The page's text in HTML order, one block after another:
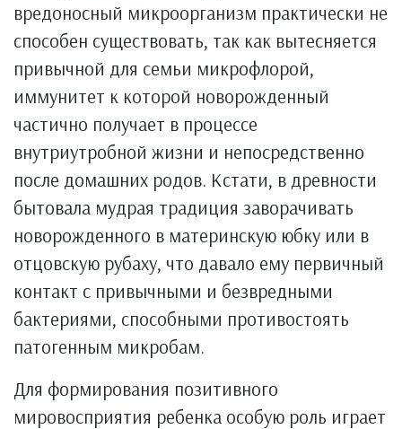
вредоносный микроорганизм практически не
способен существовать, так как вытесняется
привычной для семьи микрофлорой,
иммунитет к которой новорожденный
частично получает в процессе
внутриутробной жизни и непосредственно
после домашних родов. Кстати, в древности
бытовала мудрая традиция заворачивать
новорожденного в материнскую юбку или в
отцовскую рубаху, что давало ему первичный
контакт с привычными и безвредными
бактериями, способными противостоять
патогенным микробам.
Для формирования позитивного
мировосприятия ребенка особую роль играет